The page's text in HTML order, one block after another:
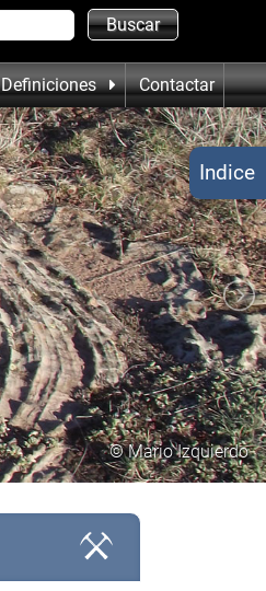
Definiciones Contactar
© Mario Izquierdo
Indice